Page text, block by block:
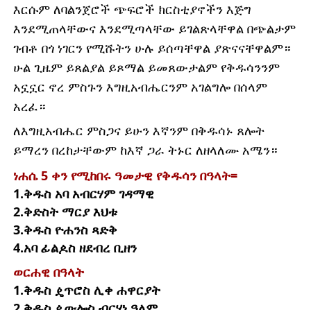
እርሱም ለባልንጀሮች ጭፍሮች ክርስቲያኖችን እጅግ
እንደሚጠላቸውና እንደሚጣላቸው ይገልጽላቸዋል በጭልታም
ገብቶ በጎ ነገርን የሚሹትን ሁሉ ይሰጣቸዋል ያጽናናቸዋልም።
ሁል ጊዜም ይጸልያል ይጾማል ይመጸውታልም የቅዱሳንንም
አኗኗር ኖረ ምስጉን እግዚአብሔርንም አገልግሎ በሰላም
አረፈ።
ለእግዚአብሔር ምስጋና ይሁን እኛንም በቅዱሳኑ ጸሎት
ይማረን በረከታቸውም ከእኛ ጋራ ትኑር ለዘላለሙ አሜን።
ነሐሴ 5 ቀን የሚከበሩ ዓመታዊ የቅዱሳን በዓላት=
1.ቅዱስ አባ አብርሃም ገዳማዊ
2.ቅድስት ማርያ እህቱ
3.ቅዱስ ዮሐንስ ጻድቅ
4.አባ ፊልዾስ ዘደብረ ቢዘን
ወርሐዊ በዓላት
1.ቅዱስ ዼጥሮስ ሊቀ ሐዋርያት